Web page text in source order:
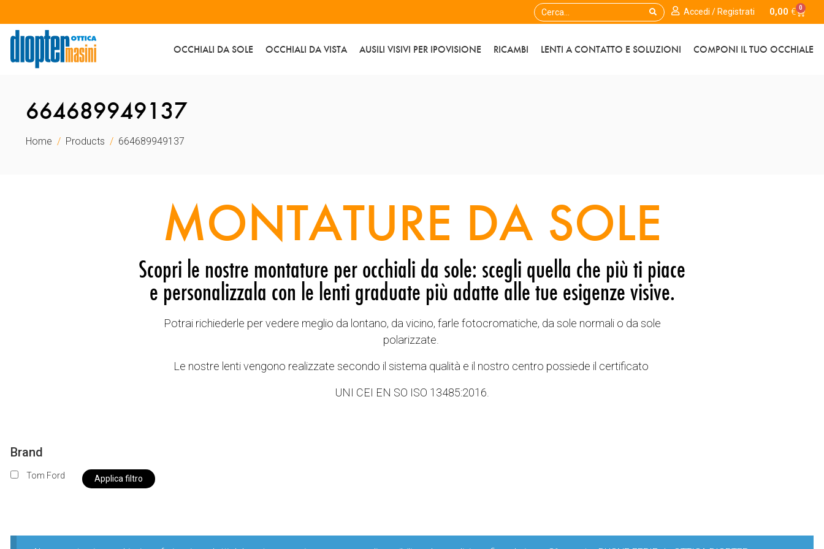
Accedi / Registrati 0,00 € 0
OCCHIALI DA SOLE OCCHIALI DA VISTA AUSILI VISIVI PER IPOVISIONE RICAMBI LENTI A CONTATTO E SOLUZIONI COMPONI IL TUO OCCHIALE
664689949137
Home Products 664689949137
MONTATURE DA SOLE
Scopri le nostre montature per occhiali da sole: scegli quella che più ti piace
e personalizzala con le lenti graduate più adatte alle tue esigenze visive.
Potrai richiederle per vedere meglio da lontano, da vicino, farle fotocromatiche, da sole normali o da sole
polarizzate.
Le nostre lenti vengono realizzate secondo il sistema qualità e il nostro centro possiede il certificato
UNI CEI EN SO ISO 13485:2016.
Brand
Tom Ford Applica filtro